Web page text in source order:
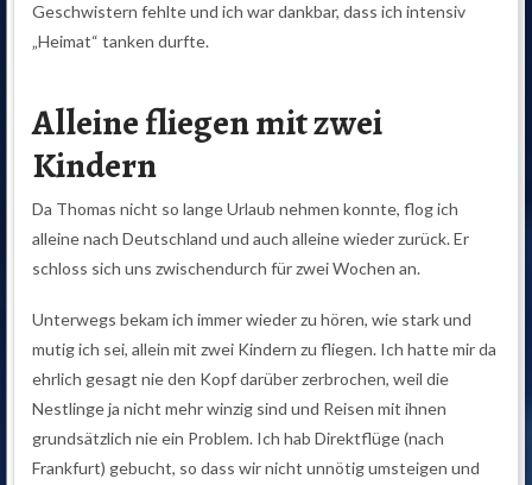
Geschwistern fehlte und ich war dankbar, dass ich intensiv
„Heimat“ tanken durfte.
Alleine fliegen mit zwei
Kindern
Da Thomas nicht so lange Urlaub nehmen konnte, flog ich
alleine nach Deutschland und auch alleine wieder zurück. Er
schloss sich uns zwischendurch für zwei Wochen an.
Unterwegs bekam ich immer wieder zu hören, wie stark und
mutig ich sei, allein mit zwei Kindern zu fliegen. Ich hatte mir da
ehrlich gesagt nie den Kopf darüber zerbrochen, weil die
Nestlinge ja nicht mehr winzig sind und Reisen mit ihnen
grundsätzlich nie ein Problem. Ich hab Direktflüge (nach
Frankfurt) gebucht, so dass wir nicht unnötig umsteigen und